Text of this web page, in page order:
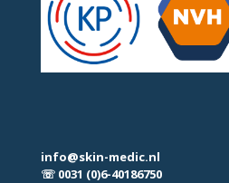
info@skin-medic.nl
☏ 0031 (0)6-40186750